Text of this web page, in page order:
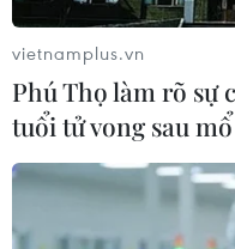
vietnamplus.vn
Phú Thọ làm rõ sự
tuổi tử vong sau